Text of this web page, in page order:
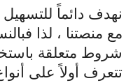
نهدف دائماً
مع منصتنا ، لذا
شروط متعلقة
تتعرف أولاً على